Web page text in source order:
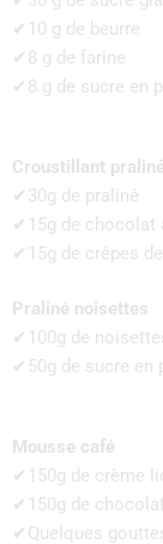
✔10 g de beurre
✔8 g de farine
✔8 g de sucre en
Croustillant
✔30g de praliné
✔15g de chocolat
✔15g de crêpes
Praliné noisettes
✔100g de
✔50g de sucre en
Mousse café
✔150g de crème
✔150g de
✔Quelques